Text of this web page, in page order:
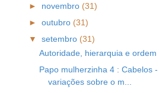
► novembro (31)
► outubro (31)
▼ setembro (31)
Autoridade, hierarquia e ordem
Papo mulherzinha 4 : Cabelos -
variações sobre o m...